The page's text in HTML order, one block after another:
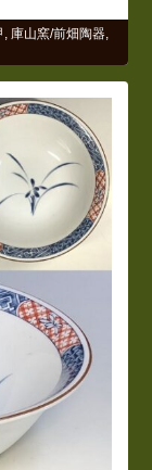
庫山窯/前畑陶器